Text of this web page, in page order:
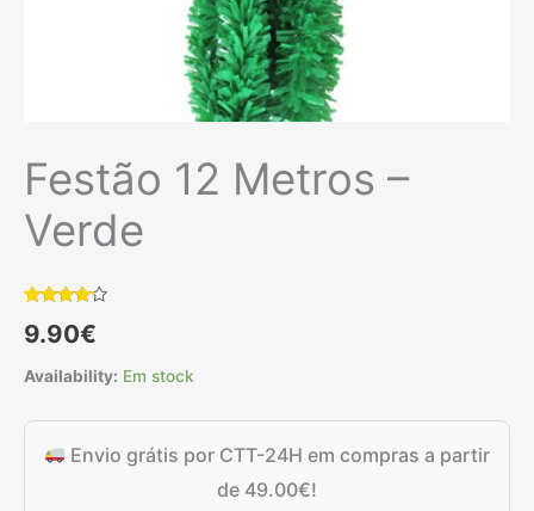
Festão 12 Metros –
Verde
com4.00
em 5 com
classificação
9.90€
Availability: Em stock
Envio grátis por CTT-24H em compras a partir
de 49.00€!